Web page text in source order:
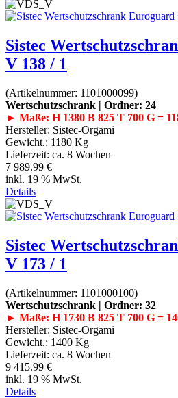
Sistec
V 138 / 1
(Artikelnummer: 1101000099)
Wertschutzschrank | Ordner: 24
► Maße: H 1380 B 825 T 700 G =
Hersteller: Sistec-Orgami
Gewicht.: 1180 Kg
Lieferzeit: ca. 8 Wochen
7 989.99 €
inkl. 19 % MwSt.
Details
Sistec
V 173 / 1
(Artikelnummer: 1101000100)
Wertschutzschrank | Ordner: 32
► Maße: H 1730 B 825 T 700 G =
Hersteller: Sistec-Orgami
Gewicht.: 1400 Kg
Lieferzeit: ca. 8 Wochen
9 415.99 €
inkl. 19 % MwSt.
Details